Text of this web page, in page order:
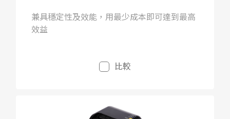
兼具穩定性及效能，用最少成本即可達到最高
效益
比較